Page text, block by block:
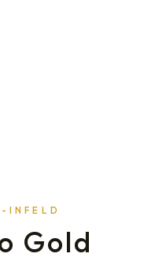
INFELD
Gold